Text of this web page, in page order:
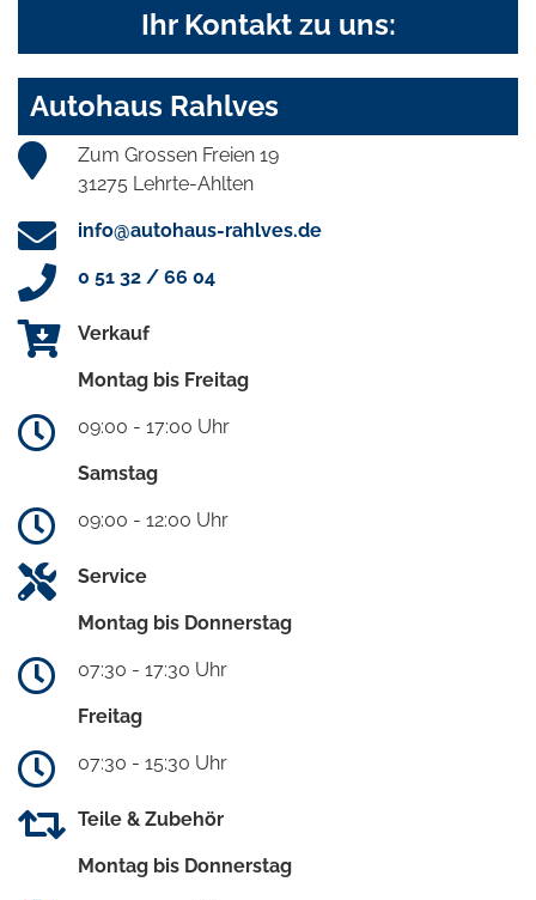
Ihr Kontakt zu uns:
Autohaus Rahlves
Zum Grossen Freien 19
31275 Lehrte-Ahlten
info@autohaus-rahlves.de
0 51 32 / 66 04
Verkauf
Montag bis Freitag
09:00 - 17:00 Uhr
Samstag
09:00 - 12:00 Uhr
Service
Montag bis Donnerstag
07:30 - 17:30 Uhr
Freitag
07:30 - 15:30 Uhr
Teile & Zubehör
Montag bis Donnerstag